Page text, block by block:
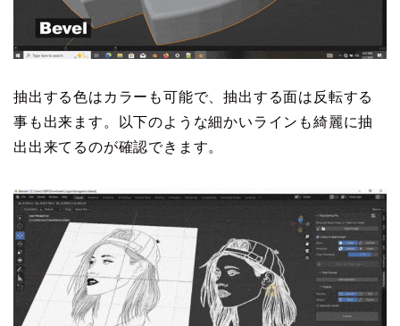
抽出する色はカラーも可能で、抽出する面は反転する
事も出来ます。以下のような細かいラインも綺麗に抽
出出来てるのが確認できます。